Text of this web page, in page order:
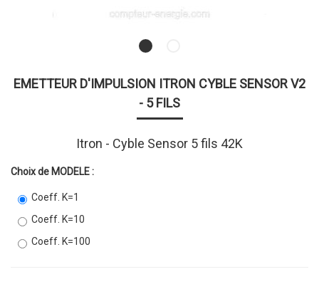
EMETTEUR D'IMPULSION ITRON CYBLE SENSOR V2
- 5 FILS
Itron - Cyble Sensor 5 fils 42K
Choix de MODELE :
Coeff. K=1
Coeff. K=10
Coeff. K=100